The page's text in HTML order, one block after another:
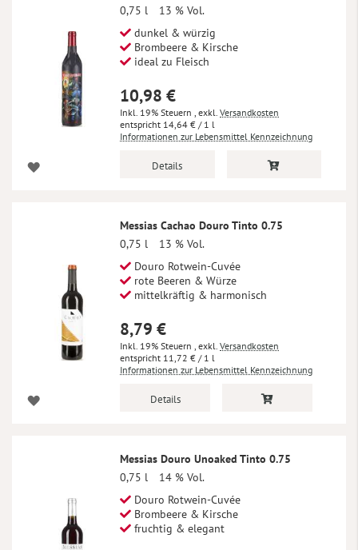
0,75 l
13 % Vol.
dunkel & würzig
Brombeere & Kirsche
ideal zu Fleisch
10,98 €
Inkl. 19% Steuern exkl. Versandkosten
14,64 € / 1 l
Informationen zur Lebensmittel Kennzeichnung
Details
Messias Cachao Douro Tinto 0.75
0,75 l
13 % Vol.
Douro Rotwein-Cuvée
rote Beeren & Würze
mittelkräftig & harmonisch
8,79 €
Inkl. 19% Steuern exkl. Versandkosten
11,72 € / 1 l
Informationen zur Lebensmittel Kennzeichnung
Details
Messias Douro Unoaked Tinto 0.75
0,75 l
14 % Vol.
Douro Rotwein-Cuvée
Brombeere & Kirsche
fruchtig & elegant